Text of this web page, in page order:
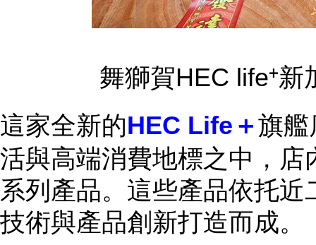
舞獅賀HEC life⁺
這家全新的HEC Life＋旗艦
活與高端消費地標之中，
系列產品。這些產品依托
技術與產品創新打造而成。